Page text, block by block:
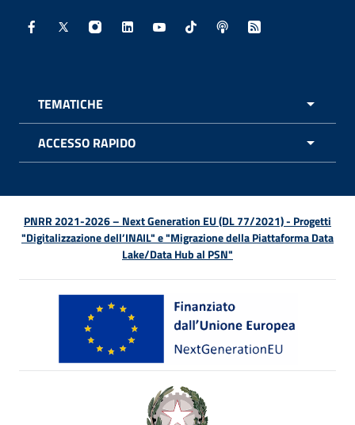
Facebook - Sito esterno - Apertura in nuova finestra
X - Sito esterno - Apertura in nuova finestra
Instagram - Sito esterno - Apertura in
Linkedin - Sito esterno - Apertura in
Youtube - Sito esterno -
TikTok - Sito esterno -
Spreaker - Sito
Feed RSS -
TEMATICHE
ACCESSO RAPIDO
PNRR 2021-2026 – Next Generation EU (DL 77/2021) - Progetti
"Digitalizzazione dell’INAIL" e "Migrazione della Piattaforma Data
Lake/Data Hub al PSN"